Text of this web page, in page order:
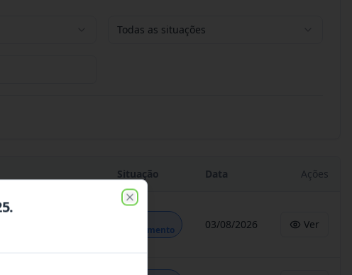
Todas as situações
Situação Data Ações
Andamento
03/08/2026 Ver
Close